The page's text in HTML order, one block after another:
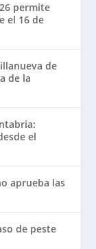
permite
el 16 de
de
de la
el
aprueba las
de peste